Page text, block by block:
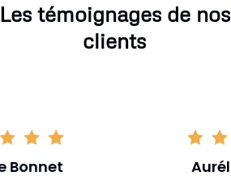
Les témoignages de nos
clients
Aurélie Bonnet